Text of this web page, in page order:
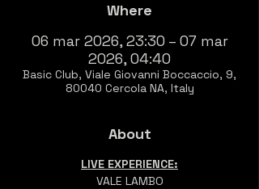
Where
06 mar 2026, 23:30 – 07 mar
2026, 04:40
Basic Club, Viale Giovanni Boccaccio, 9,
80040 Cercola NA, Italy
About
LIVE EXPERIENCE:
VALE LAMBO